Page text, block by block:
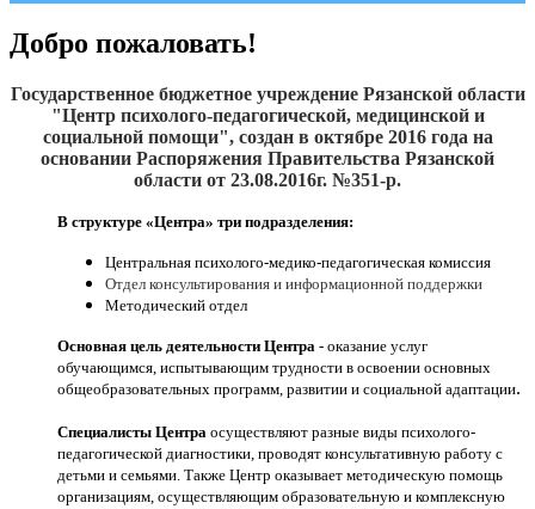
Добро пожаловать!
Государственное бюджетное учреждение Рязанской области
"Центр психолого-педагогической, медицинской и
социальной помощи", создан в октябре 2016года на
основании Распоряжения Правительства Рязанской
области от 23.08.2016г. №351-р.
В структуре «Центра» три подразделения:
Центральная психолого-медико-педагогическая комиссия
Отдел консультирования и информационной поддержки
Методический отдел
Основная цель деятельности Центра - оказание услуг
обучающимся, испытывающим трудности в освоении основных
общеобразовательных программ, развитии и социальной адаптации.
Специалисты Центра осуществляют разные виды психолого-
педагогической диагностики, проводят консультативную работу с
детьми и семьями. Также Центр оказывает методическую помощь
организациям, осуществляющим образовательную и комплексную